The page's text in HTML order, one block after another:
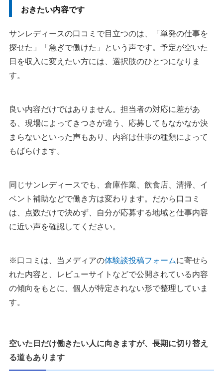
Go速給は、勤怠が確定してから全額を申請できます
高校生や18歳未満は、応募できる案件と時間帯に注意します
書類不足で止まらないよう、登録後の案内を先に見ます
タイミーと比べるなら、年齢条件と採用までの流れを見ま
支払い日・交通費・キャンセル規定は、応募前に見ます
シール貼りや軽作業は、同じ名前でも現場で内容が変わり
勤務当日は、前日までの確認でトラブルを減らせます
欠勤・遅刻・当日キャンセルは、分かった時点で連絡しま
す
サンレディースを退会する前に、勤務予定と未払い給与を確
認します
サンレディース以外も見比べると、働ける候補が増えます
キャリアウィンク
ヒバライ.com
おきたい内容です
サンレディースの口コミで目立つのは、「単発の仕事を
探せた」「急ぎで働けた」という声です。予定が空いた
日を収入に変えたい方には、選択肢のひとつになりま
す。
良い内容だけではありません。担当者の対応に差があ
る、現場によってきつさが違う、応募してもなかなか決
まらないといった声もあり、内容は仕事の種類によって
もばらけます。
同じサンレディースでも、倉庫作業、飲食店、清掃、イ
ベント補助などで働き方は変わります。だから口コミ
は、点数だけで決めず、自分が応募する地域と仕事内容
に近い声を確認してください。
※口コミは、当メディアの体験談投稿フォームに寄せら
れた内容と、レビューサイトなどで公開されている内容
の傾向をもとに、個人が特定されない形で整理していま
す。
空いた日だけ働きたい人に向きますが、長期に切り替え
る道もあります